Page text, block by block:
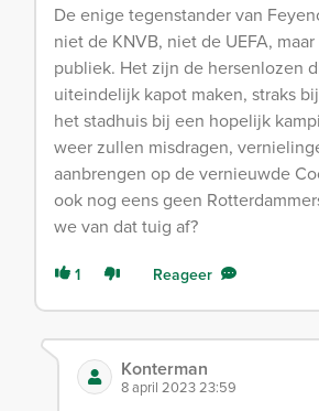
De enige tegenstander van
niet de KNVB, niet de UEFA,
publiek. Het zijn de hersenlozen
uiteindelijk kapot maken, straks
het stadhuis bij een hopelijk
weer zullen misdragen,
aanbrengen op de vernieuwde
ook nog eens geen
we van dat tuig af?
1 Reageer
Konterman
8 april 2023 23:59